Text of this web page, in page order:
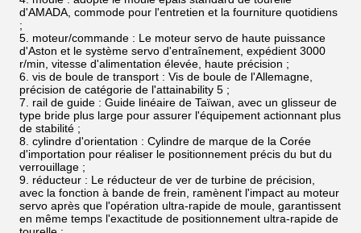
d'AMADA, commode pour l'entretien et la fourniture quotidiens
;
5. moteur/commande : Le moteur servo de haute puissance
d'Aston et le système servo d'entraînement, expédient 3000
r/min, vitesse d'alimentation élevée, haute précision ;
6. vis de boule de transport : Vis de boule de l'Allemagne,
précision de catégorie de l'attainability 5 ;
7. rail de guide : Guide linéaire de Taïwan, avec un glisseur de
type bride plus large pour assurer l'équipement actionnant plus
de stabilité ;
8. cylindre d'orientation : Cylindre de marque de la Corée
d'importation pour réaliser le positionnement précis du but du
verrouillage ;
9. réducteur : Le réducteur de ver de turbine de précision,
avec la fonction à bande de frein, ramènent l'impact au moteur
servo après que l'opération ultra-rapide de moule, garantissent
en même temps l'exactitude de positionnement ultra-rapide de